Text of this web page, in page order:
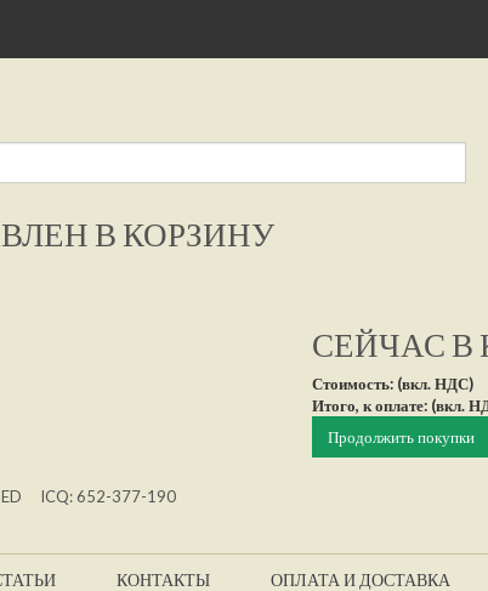
В КОРЗИНУ
СЕЙЧАС В
Стоимость: (вкл. НДС)
Итого, к оплате: (вкл.
Продолжить покупки
ICQ: 652-377-190
КОНТАКТЫ ОПЛАТА И ДОСТАВКА